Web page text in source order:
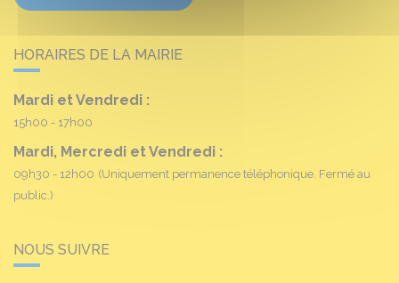
HORAIRES DE LA MAIRIE
Mardi et Vendredi :
15h00 - 17h00
Mardi, Mercredi et Vendredi :
09h30 - 12h00 (Uniquement permanence téléphonique. Fermé au
public.)
NOUS SUIVRE